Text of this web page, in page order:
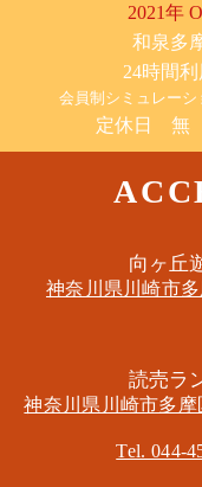
2021年
和泉多
24時間
会員制シミュレー
定休日 無
向ヶ丘
神奈川県川崎市
読売ラ
神奈川県川崎市多摩
Tel. 044-